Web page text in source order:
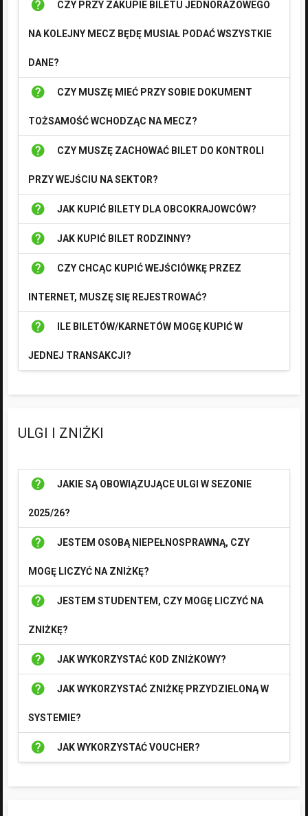
help CZY PRZY ZAKUPIE BILETU JEDNORAZOWEGO
NA KOLEJNY MECZ BĘDĘ MUSIAŁ PODAĆ WSZYSTKIE
DANE?
help CZY MUSZĘ MIEĆ PRZY SOBIE DOKUMENT
TOŻSAMOŚĆ WCHODZĄC NA MECZ?
help CZY MUSZĘ ZACHOWAĆ BILET DO KONTROLI
PRZY WEJŚCIU NA SEKTOR?
help JAK KUPIĆ BILETY DLA OBCOKRAJOWCÓW?
help JAK KUPIĆ BILET RODZINNY?
help CZY CHCĄC KUPIĆ WEJŚCIÓWKĘ PRZEZ
INTERNET, MUSZĘ SIĘ REJESTROWAĆ?
help ILE BILETÓW/KARNETÓW MOGĘ KUPIĆ W
JEDNEJ TRANSAKCJI?
ULGI I ZNIŻKI
help JAKIE SĄ OBOWIĄZUJĄCE ULGI W SEZONIE
2025/26?
help JESTEM OSOBĄ NIEPEŁNOSPRAWNĄ, CZY
MOGĘ LICZYĆ NA ZNIŻKĘ?
help JESTEM STUDENTEM, CZY MOGĘ LICZYĆ NA
ZNIŻKĘ?
help JAK WYKORZYSTAĆ KOD ZNIŻKOWY?
help JAK WYKORZYSTAĆ ZNIŻKĘ PRZYDZIELONĄ W
SYSTEMIE?
help JAK WYKORZYSTAĆ VOUCHER?